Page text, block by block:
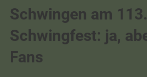
Schwingen am
Schwingfest: ja,
Fans